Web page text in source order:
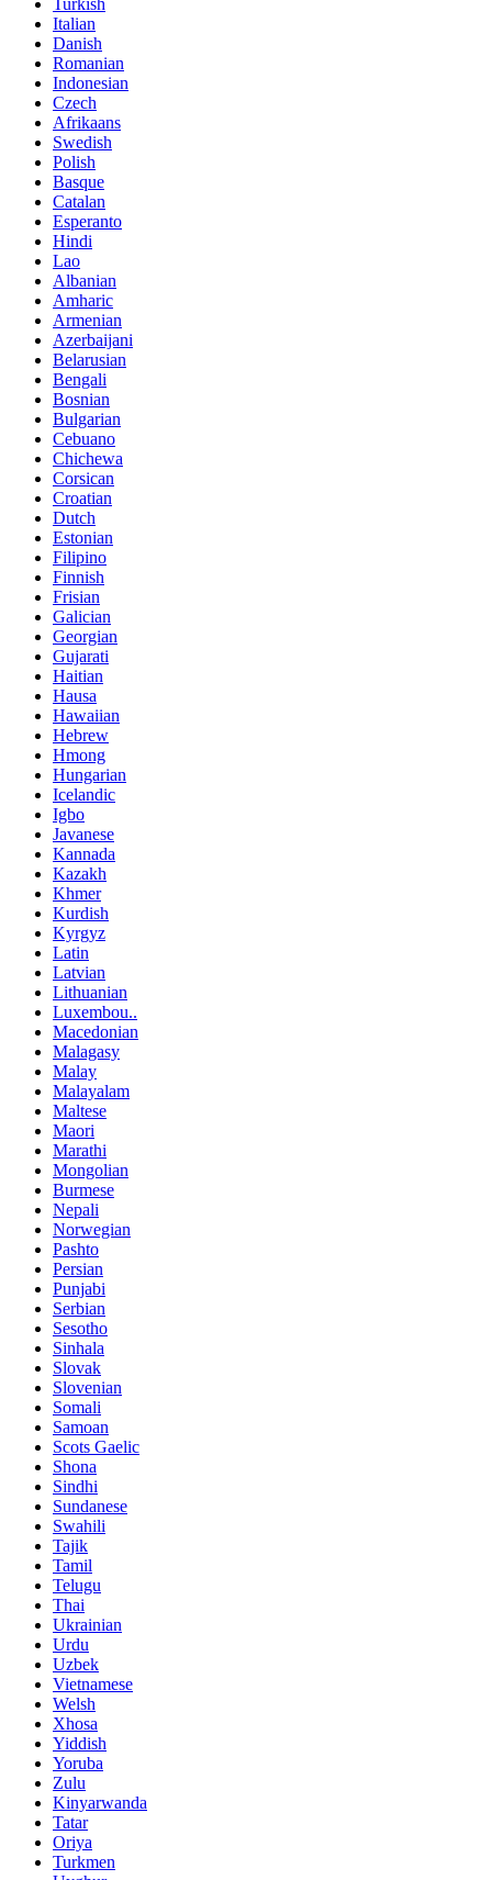
Turkish
Italian
Danish
Romanian
Indonesian
Czech
Afrikaans
Swedish
Polish
Basque
Catalan
Esperanto
Hindi
Lao
Albanian
Amharic
Armenian
Azerbaijani
Belarusian
Bengali
Bosnian
Bulgarian
Cebuano
Chichewa
Corsican
Croatian
Dutch
Estonian
Filipino
Finnish
Frisian
Galician
Georgian
Gujarati
Haitian
Hausa
Hawaiian
Hebrew
Hmong
Hungarian
Icelandic
Igbo
Javanese
Kannada
Kazakh
Khmer
Kurdish
Kyrgyz
Latin
Latvian
Lithuanian
Luxembou..
Macedonian
Malagasy
Malay
Malayalam
Maltese
Maori
Marathi
Mongolian
Burmese
Nepali
Norwegian
Pashto
Persian
Punjabi
Serbian
Sesotho
Sinhala
Slovak
Slovenian
Somali
Samoan
Scots Gaelic
Shona
Sindhi
Sundanese
Swahili
Tajik
Tamil
Telugu
Thai
Ukrainian
Urdu
Uzbek
Vietnamese
Welsh
Xhosa
Yiddish
Yoruba
Zulu
Kinyarwanda
Tatar
Oriya
Turkmen